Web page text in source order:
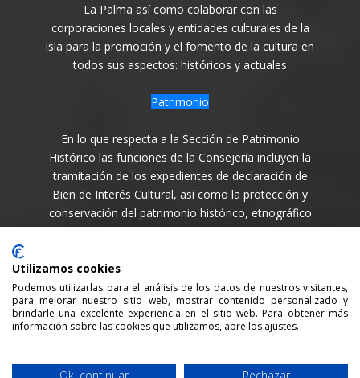
La Palma así como colaborar con las
corporaciones locales y entidades culturales de la
isla para la promoción y el fomento de la cultura en
todos sus aspectos: históricos y actuales
Patrimonio
En lo que respecta a la Sección de Patrimonio
Histórico las funciones de la Consejería incluyen la
tramitación de los expedientes de declaración de
Bien de Interés Cultural, así como la protección y
conservación del patrimonio histórico, etnográfico
y arqueológico de la Isla en todas sus variantes.
Consejería de Cultura y Patrimonio del Cabildo Insular
Utilizamos cookies
Podemos utilizarlas para el análisis de los datos de nuestros visitantes,
para mejorar nuestro sitio web, mostrar contenido personalizado y
brindarle una excelente experiencia en el sitio web. Para obtener más
información sobre las cookies que utilizamos, abre los ajustes.